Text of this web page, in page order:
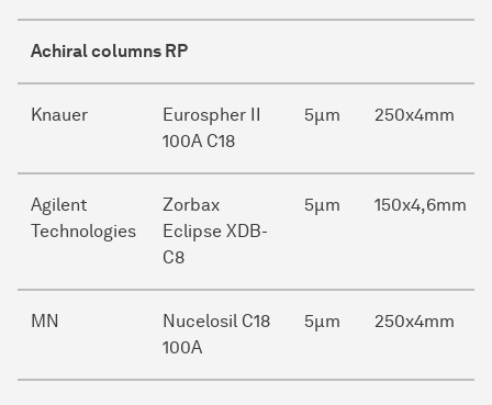
Achiral columns RP
Knauer
Eurospher II
100A C18
5µm 250x4mm
Agilent
Technologies
Zorbax
Eclipse XDB-
C8
5µm 150x4,6mm
MN
Nucelosil C18
100A
5µm 250x4mm